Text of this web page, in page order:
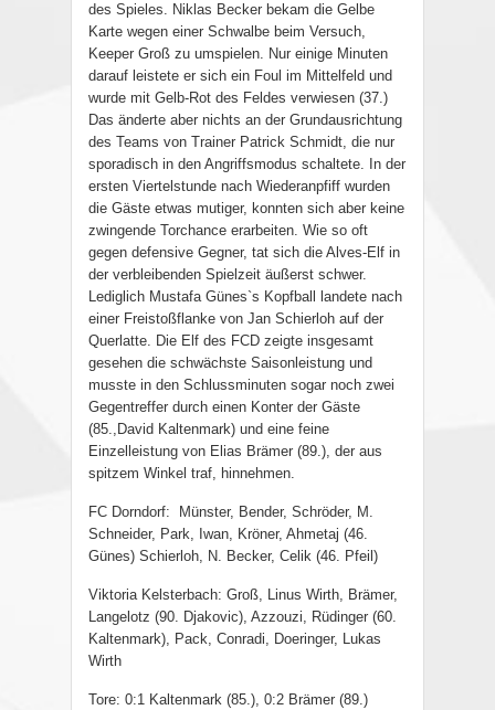
des Spieles. Niklas Becker bekam die Gelbe
Karte wegen einer Schwalbe beim Versuch,
Keeper Groß zu umspielen. Nur einige Minuten
darauf leistete er sich ein Foul im Mittelfeld und
wurde mit Gelb-Rot des Feldes verwiesen (37.)
Das änderte aber nichts an der Grundausrichtung
des Teams von Trainer Patrick Schmidt, die nur
sporadisch in den Angriffsmodus schaltete. In der
ersten Viertelstunde nach Wiederanpfiff wurden
die Gäste etwas mutiger, konnten sich aber keine
zwingende Torchance erarbeiten. Wie so oft
gegen defensive Gegner, tat sich die Alves-Elf in
der verbleibenden Spielzeit äußerst schwer.
Lediglich Mustafa Günes`s Kopfball landete nach
einer Freistoßflanke von Jan Schierloh auf der
Querlatte. Die Elf des FCD zeigte insgesamt
gesehen die schwächste Saisonleistung und
musste in den Schlussminuten sogar noch zwei
Gegentreffer durch einen Konter der Gäste
(85.,David Kaltenmark) und eine feine
Einzelleistung von Elias Brämer (89.), der aus
spitzem Winkel traf, hinnehmen.
FC Dorndorf: Münster, Bender, Schröder, M.
Schneider, Park, Iwan, Kröner, Ahmetaj (46.
Günes) Schierloh, N. Becker, Celik (46. Pfeil)
Viktoria Kelsterbach: Groß, Linus Wirth, Brämer,
Langelotz (90. Djakovic), Azzouzi, Rüdinger (60.
Kaltenmark), Pack, Conradi, Doeringer, Lukas
Wirth
Tore: 0:1 Kaltenmark (85.), 0:2 Brämer (89.)